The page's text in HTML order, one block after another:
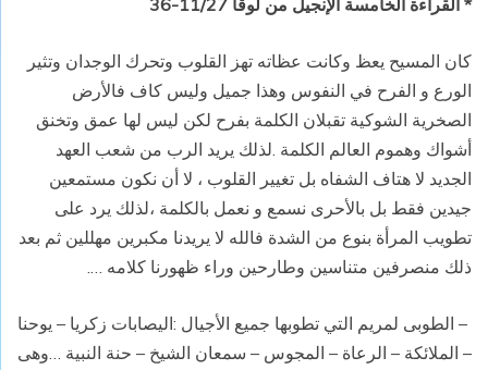
* القراءة الخامسة الإنجيل من لوقا 11/27-36
كان المسيح يعظ وكانت عظاته تهز القلوب وتحرك الوجدان وتثير
الورع و الفرح في النفوس وهذا جميل وليس كاف فالأرض
الصخرية الشوكية تقبلان الكلمة بفرح لكن ليس لها عمق وتخنق
أشواك وهموم العالم الكلمة .لذلك يريد الرب من شعب العهد
الجديد لا هتاف الشفاه بل تغيير القلوب ، لا أن نكون مستمعين
جيدين فقط بل بالأحرى نسمع و نعمل بالكلمة ،لذلك يرد على
تطويب المرأة بنوع من الشدة فالله لا يريدنا مكبرين مهللين ثم بعد
ذلك منصرفين متناسين وطارحين وراء ظهورنا كلامه ….
– الطوبى لمريم التي تطوبها جميع الأجيال :اليصابات زكريا – يوحنا
– الملائكة – الرعاة – المجوس – سمعان الشيخ – حنة النبية …وهى